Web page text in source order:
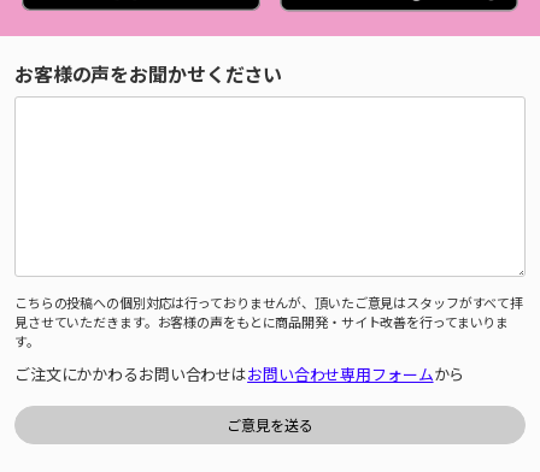
お客様の声をお聞かせください
こちらの投稿への個別対応は行っておりませんが、頂いたご意見はスタッフがすべて拝
見させていただきます。お客様の声をもとに商品開発・サイト改善を行ってまいりま
す。
ご注文にかかわるお問い合わせはお問い合わせ専用フォームから